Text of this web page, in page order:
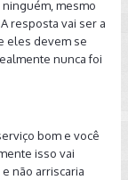
mesmo
resposta vai ser a
eles devem se
nunca foi
bom e você
isso vai
não arriscaria